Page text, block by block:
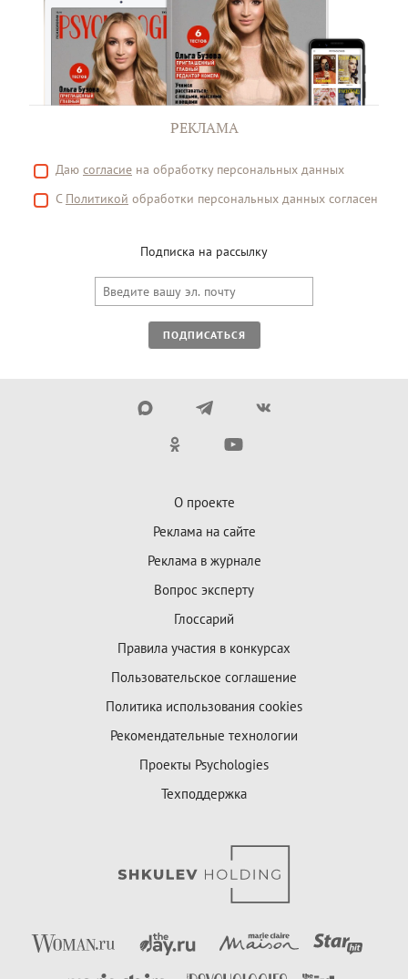
РЕКЛАМА
Даю согласие на обработку персональных данных
С Политикой обработки персональных данных согласен
Подписка на рассылку
ПОДПИСАТЬСЯ
О проекте
Реклама на сайте
Реклама в журнале
Вопрос эксперту
Глоссарий
Правила участия в конкурсах
Пользовательское соглашение
Политика использования cookies
Рекомендательные технологии
Проекты Psychologies
Техподдержка